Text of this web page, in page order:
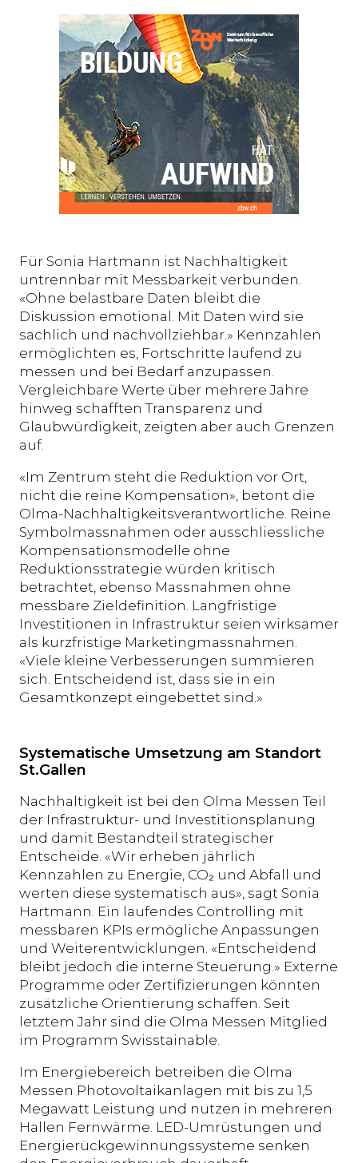
Für Sonia Hartmann ist Nachhaltigkeit
untrennbar mit Messbarkeit verbunden.
«Ohne belastbare Daten bleibt die
Diskussion emotional. Mit Daten wird sie
sachlich und nachvollziehbar.» Kennzahlen
ermöglichten es, Fortschritte laufend zu
messen und bei Bedarf anzupassen.
Vergleichbare Werte über mehrere Jahre
hinweg schafften Transparenz und
Glaubwürdigkeit, zeigten aber auch Grenzen
auf.
«Im Zentrum steht die Reduktion vor Ort,
nicht die reine Kompensation», betont die
Olma-Nachhaltigkeitsverantwortliche. Reine
Symbolmassnahmen oder ausschliessliche
Kompensationsmodelle ohne
Reduktionsstrategie würden kritisch
betrachtet, ebenso Massnahmen ohne
messbare Zieldefinition. Langfristige
Investitionen in Infrastruktur seien wirksamer
als kurzfristige Marketingmassnahmen.
«Viele kleine Verbesserungen summieren
sich. Entscheidend ist, dass sie in ein
Gesamtkonzept eingebettet sind.»
Systematische Umsetzung am Standort
St.Gallen
Nachhaltigkeit ist bei den Olma Messen Teil
der Infrastruktur- und Investitionsplanung
und damit Bestandteil strategischer
Entscheide. «Wir erheben jährlich
Kennzahlen zu Energie, CO₂ und Abfall und
werten diese systematisch aus», sagt Sonia
Hartmann. Ein laufendes Controlling mit
messbaren KPIs ermögliche Anpassungen
und Weiterentwicklungen. «Entscheidend
bleibt jedoch die interne Steuerung.» Externe
Programme oder Zertifizierungen könnten
zusätzliche Orientierung schaffen. Seit
letztem Jahr sind die Olma Messen Mitglied
im Programm Swisstainable.
Im Energiebereich betreiben die Olma
Messen Photovoltaikanlagen mit bis zu 1,5
Megawatt Leistung und nutzen in mehreren
Hallen Fernwärme. LED-Umrüstungen und
Energierückgewinnungssysteme senken